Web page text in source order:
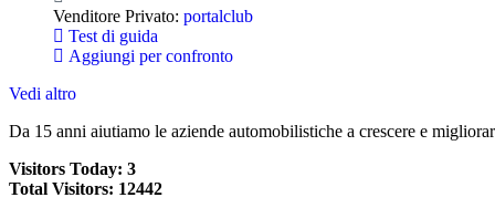
Venditore Privato: portalclub
Test di guida
Aggiungi per confronto
Vedi altro
Da 15 anni aiutiamo le aziende automobilistiche a crescere e
Visitors Today: 3
Total Visitors: 12442